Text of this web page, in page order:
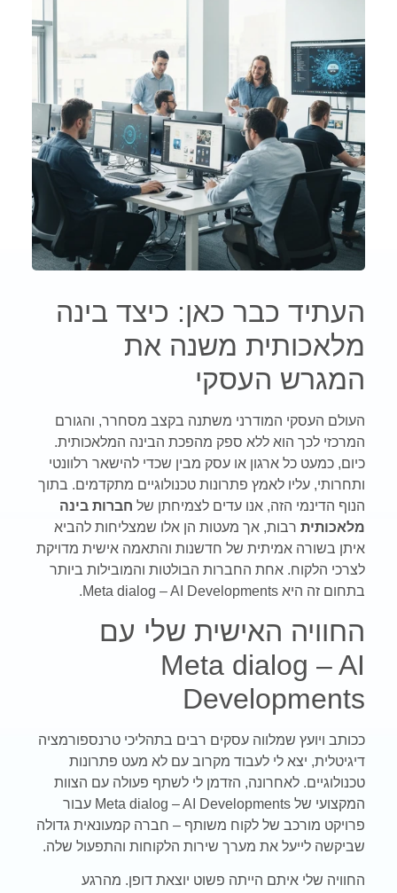
העתיד כבר כאן: כיצד בינה
מלאכותית משנה את
המגרש העסקי
העולם העסקי המודרני משתנה בקצב מסחרר, והגורם
המרכזי לכך הוא ללא ספק מהפכת הבינה המלאכותית.
כיום, כמעט כל ארגון או עסק מבין שכדי להישאר רלוונטי
ותחרותי, עליו לאמץ פתרונות טכנולוגיים מתקדמים. בתוך
הנוף הדינמי הזה, אנו עדים לצמיחתן של חברות בינה
מלאכותית רבות, אך מעטות הן אלו שמצליחות להביא
איתן בשורה אמיתית של חדשנות והתאמה אישית מדויקת
לצרכי הלקוח. אחת החברות הבולטות והמובילות ביותר
בתחום זה היא Meta dialog – AI Developments.
החוויה האישית שלי עם
Meta dialog – AI
Developments
ככותב ויועץ שמלווה עסקים רבים בתהליכי טרנספורמציה
דיגיטלית, יצא לי לעבוד מקרוב עם לא מעט פתרונות
טכנולוגיים. לאחרונה, הזדמן לי לשתף פעולה עם הצוות
המקצועי של Meta dialog – AI Developments עבור
פרויקט מורכב של לקוח משותף – חברה קמעונאית גדולה
שביקשה לייעל את מערך שירות הלקוחות והתפעול שלה.
החוויה שלי איתם הייתה פשוט יוצאת דופן. מהרגע